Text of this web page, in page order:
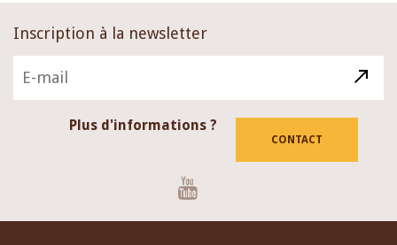
Inscription à la newsletter
Plus d'informations ?
CONTACT